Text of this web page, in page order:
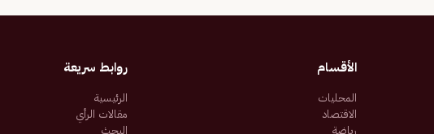
الأقسام
المحليات
الاقتصاد
رياضة
روابط سريعة
الرئيسية
مقالات الرأي
البحث